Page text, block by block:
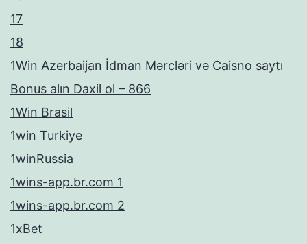
17
18
1Win Azerbaijan İdman Mərcləri və Caisno saytı
Bonus alın Daxil ol – 866
1Win Brasil
1win Turkiye
1winRussia
1wins-app.br.com 1
1wins-app.br.com 2
1xBet